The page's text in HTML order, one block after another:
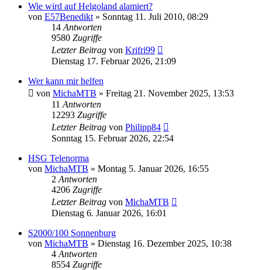
Wie wird auf Helgoland alamiert?
von E57Benedikt » Sonntag 11. Juli 2010, 08:29
14 Antworten
9580 Zugriffe
Letzter Beitrag von Krifri99
Dienstag 17. Februar 2026, 21:09
Wer kann mir helfen
von MichaMTB » Freitag 21. November 2025, 13:53
11 Antworten
12293 Zugriffe
Letzter Beitrag von Philipp84
Sonntag 15. Februar 2026, 22:54
HSG Telenorma
von MichaMTB » Montag 5. Januar 2026, 16:55
2 Antworten
4206 Zugriffe
Letzter Beitrag von MichaMTB
Dienstag 6. Januar 2026, 16:01
S2000/100 Sonnenburg
von MichaMTB » Dienstag 16. Dezember 2025, 10:38
4 Antworten
8554 Zugriffe